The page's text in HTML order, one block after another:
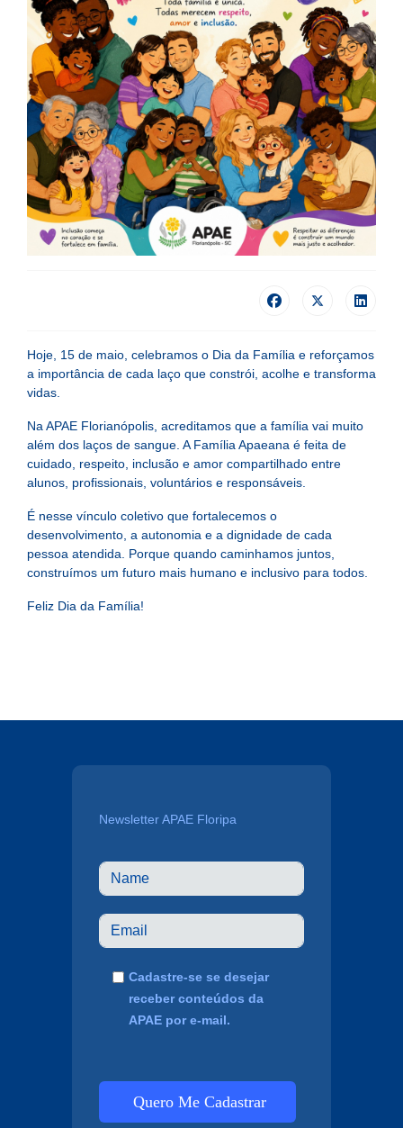
Hoje, 15 de maio, celebramos o Dia da Família e reforçamos
a importância de cada laço que constrói, acolhe e transforma
vidas.
Na APAE Florianópolis, acreditamos que a família vai muito
além dos laços de sangue. A Família Apaeana é feita de
cuidado, respeito, inclusão e amor compartilhado entre
alunos, profissionais, voluntários e responsáveis.
É nesse vínculo coletivo que fortalecemos o
desenvolvimento, a autonomia e a dignidade de cada
pessoa atendida. Porque quando caminhamos juntos,
construímos um futuro mais humano e inclusivo para todos.
Feliz Dia da Família!
Newsletter APAE Floripa
Cadastre-se se desejar
receber conteúdos da
APAE por e-mail.
Quero Me Cadastrar